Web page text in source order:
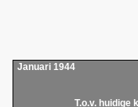
Januari 1944
T.o.v. huidige